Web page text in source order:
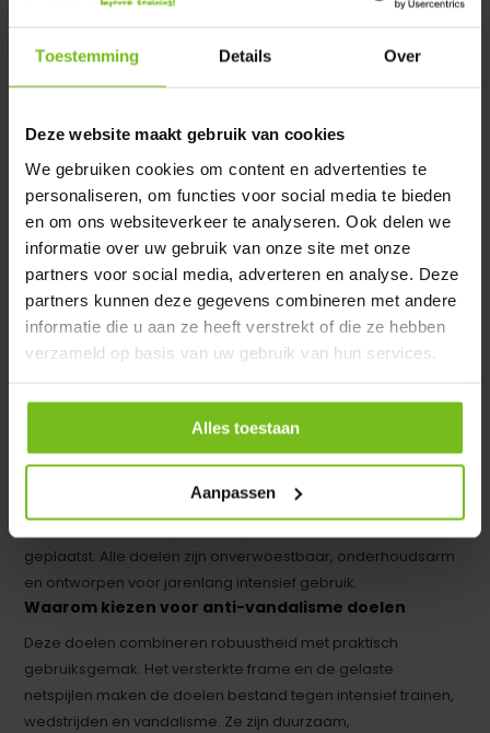
Toestemming Details Over
Deze website maakt gebruik van cookies
We gebruiken cookies om content en advertenties te
personaliseren, om functies voor social media te bieden
en om ons websiteverkeer te analyseren. Ook delen we
informatie over uw gebruik van onze site met onze
partners voor social media, adverteren en analyse. Deze
partners kunnen deze gegevens combineren met andere
informatie die u aan ze heeft verstrekt of die ze hebben
verzameld op basis van uw gebruik van hun services.
Alles toestaan
Aanpassen
Variaties voor iedere situatie
Anti-vandalisme doelen zijn beschikbaar in verschillende
vandalisme doelen van 120x85 cmzijn zeer duurzaam en
geschikt voor intensief gebruik. Andere populaire afmetingen
zijn180x120 cm,300x200 cmen500x200 cm . Kortom: anti-
vandalisme doelen zijn er in diverse maten, waardoor ze
ideaal zijn voor trapveldjes, pannaveldjes, schoolpleinen en
openbare ruimtes bij scholen en voetbalvelden.
Voor locaties waar veiligheidseisen strenger zijn, is er ook
een TÜV-gekeurde versie beschikbaar. Bij deze versie is de
onderlinge afstand tussen de spijlen kleiner. De doelen
keilbouten voor harde ondergronden zoals op beton en
tegels en kunnen op grasvelden worden geplaatst met extra
betonpoeren. Daarnaast zijn er de kleinerestalen
vandalisme doelen, die leverbaar is met kleurcoating,
geplaatst. Alle doelen zijn onverwoestbaar, onderhoudsarm
en ontworpen voor jarenlang intensief gebruik.
Waarom kiezen voor anti-vandalisme doelen
Deze doelen combineren robuustheid met praktisch
gebruiksgemak. Het versterkte frame en de gelaste
netspijlen maken de doelen bestand tegen intensief trainen,
wedstrijden en vandalisme. Ze zijn duurzaam,